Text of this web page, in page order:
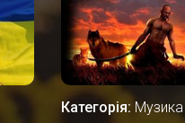
Категорія: Музика